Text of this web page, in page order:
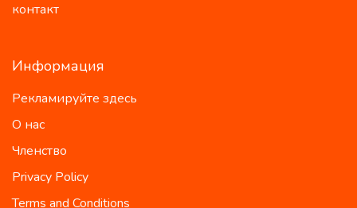
контакт
Информация
Рекламируйте здесь
О нас
Членство
Privacy Policy
Terms and Conditions